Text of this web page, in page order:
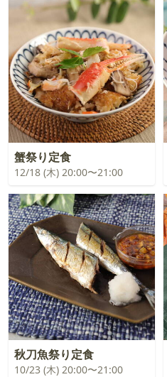
蟹祭り定食
12/18 (木) 20:00〜21:00
秋刀魚祭り定食
10/23 (木) 20:00〜21:00